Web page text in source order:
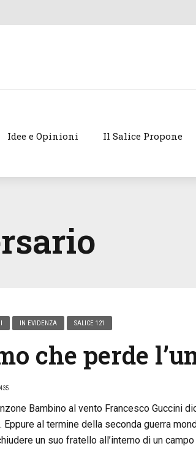
Idee e Opinioni Il Salice Propone
IN EVIDENZA SALICE 121
che perde
Bambino al vento Francesco Guccini
Eppure al termine della seconda guerra
un suo fratello all’interno di un